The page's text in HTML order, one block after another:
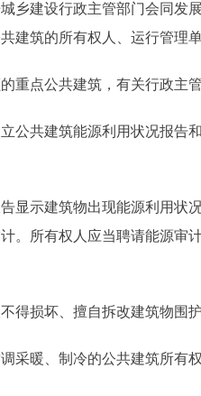
设行政主管部门会同发展
建筑的所有权人、运行管理
点公共建筑，有关行政主管
建筑能源利用状况报告和
示建筑物出现能源利用状况
。所有权人应当聘请能源审
坏、擅自拆改建筑物围护
、制冷的公共建筑所有权